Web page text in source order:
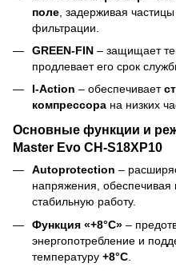
поле , задерживая
фильтрации.
GREEN-FIN – защищает
продлевает его срок
I-Action – обеспечивает
компрессора на низких
Основные функции и
Master Evo CH-S18XP10
Autoprotection –
напряжения, обеспечивая
стабильную работу.
Функция «+8°C» –
энергопотребление и
температуру +8°C